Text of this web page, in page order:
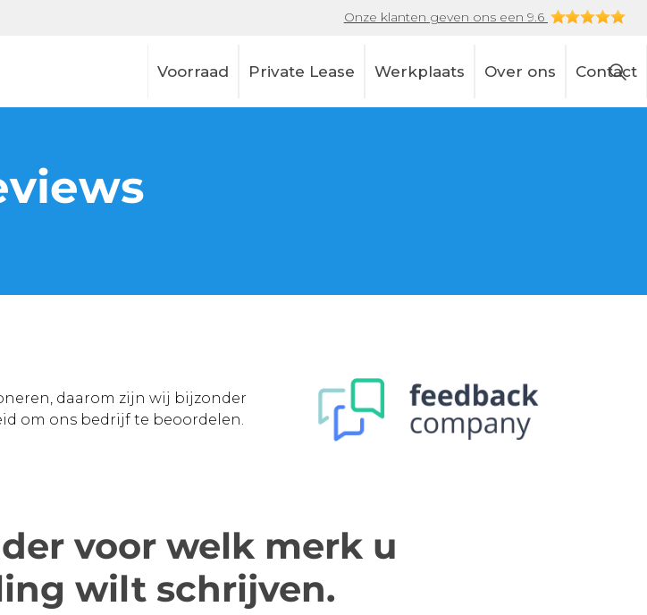
Onze klanten geven ons een 9.6
Voorraad Private Lease Werkplaats Over ons Contact
daarom zijn wij bijzonder
om ons bedrijf te beoordelen.
voor welk merk u
wilt schrijven.